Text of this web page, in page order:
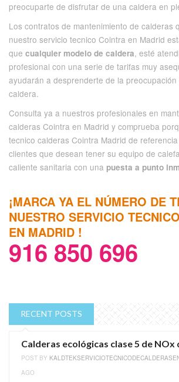
preocuparte de disfrutar de una caldera en
Los contratos de mantenimiento de calderas
nuestro servicio tecnico Cointra en Madrid
que cualquier modelo de caldera, esté
profesional con una serie de tarifas muy
ayudarán a desprenderte de la
caldera.
Consulta ya a nuestros profesionales en
calderas Cointra en Madrid y comprueba
tecnico calderas Cointra Madrid de
clientes que desean tener su equipo de
caliente sanitaria con una puesta a punto
¡MARCA YA EL NÚMERO DE
NUESTRO SERVICIO
EN MADRID !
916 850 696
RECENT POSTS
Calderas ecológicas clase 5 de NOx
POST BY
AGO